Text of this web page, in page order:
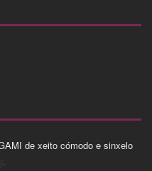
de xeito cómodo e sinxelo